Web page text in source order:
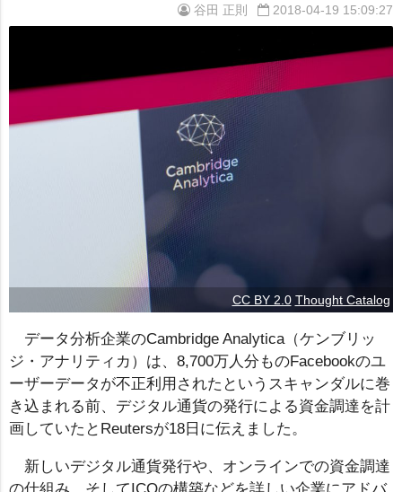
谷田 正則 2018-04-19 15:09:27
CC BY 2.0 Thought Catalog
データ分析企業のCambridge Analytica（ケンブリッ
ジ・アナリティカ）は、8,700万人分ものFacebookのユ
ーザーデータが不正利用されたというスキャンダルに巻
き込まれる前、デジタル通貨の発行による資金調達を計
画していたとReutersが18日に伝えました。
新しいデジタル通貨発行や、オンラインでの資金調達
の仕組み、そしてICOの構築などを詳しい企業にアドバ